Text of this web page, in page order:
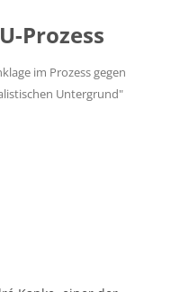
Prozess
im Prozess gegen
Untergrund"